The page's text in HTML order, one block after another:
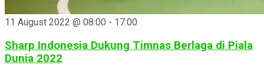
11 August 2022 @ 08:00 - 17:00
Sharp Indonesia Dukung Timnas Berlaga di Piala
Dunia 2022